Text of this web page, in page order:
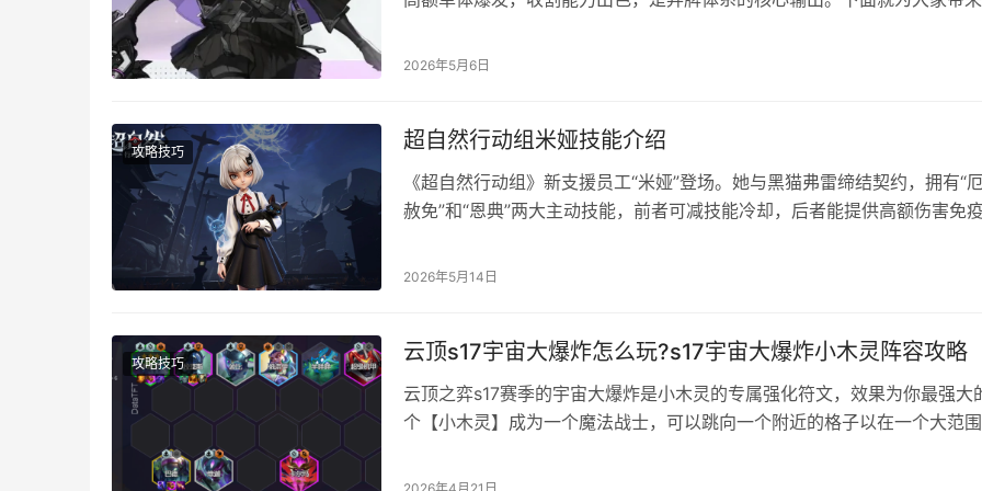
多段主C 稳定性(下限)：低 (队伍)适配性/泛用性：低 发力期：中期开始发力
2026年5月6日
攻略技巧 超自然行动组米娅技能介绍
《超自然行动组》新支援员工“米娅”登场。她与黑猫弗雷缔结契约，拥有“
赦免”和“恩典”两大主动技能，前者可减技能冷却，后者能提供高额伤害免
这位能抗能辅的米娅加入队伍吧！ 超自然行动组米娅技能介绍 【米娅】 职
2026年5月14日
攻略技巧 云顶s17宇宙大爆炸怎么玩?s17宇宙大爆炸小木灵阵容攻略
云顶之弈s17赛季的宇宙大爆炸是小木灵的专属强化符文，效果为你最强大
个【小木灵】成为一个魔法战士，可以跳向一个附近的格子以在一个大范围
灵阵容攻略！ 阵容组成 小木灵+乌龟+巴德+波比+小法+冰女+俄洛伊+加